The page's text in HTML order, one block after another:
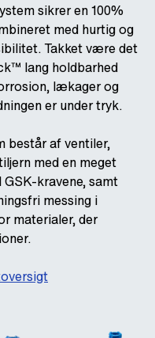
sikrer en 100%
med hurtig og
Takket være det
lang holdbarhed
lækager og
er under tryk.
består af ventiler,
med en meget
kravene, samt
messing i
materialer, der